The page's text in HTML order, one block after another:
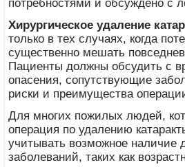
потребностями и обсуждено с
Хирургическое удаление
только в тех случаях, когда
существенно мешать
Пациенты должны обсудить с
опасения, сопутствующие
риски и преимущества
Для многих пожилых людей,
операция по удалению
учитывать возможное наличие
заболеваний, таких как